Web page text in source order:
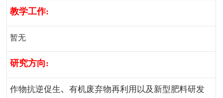
教学工作:
暂无
研究方向:
作物抗逆促生、有机废弃物再利用以及新型肥料研发